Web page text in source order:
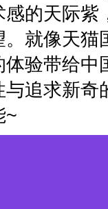
的天际
就像天
验带给
追求新
~